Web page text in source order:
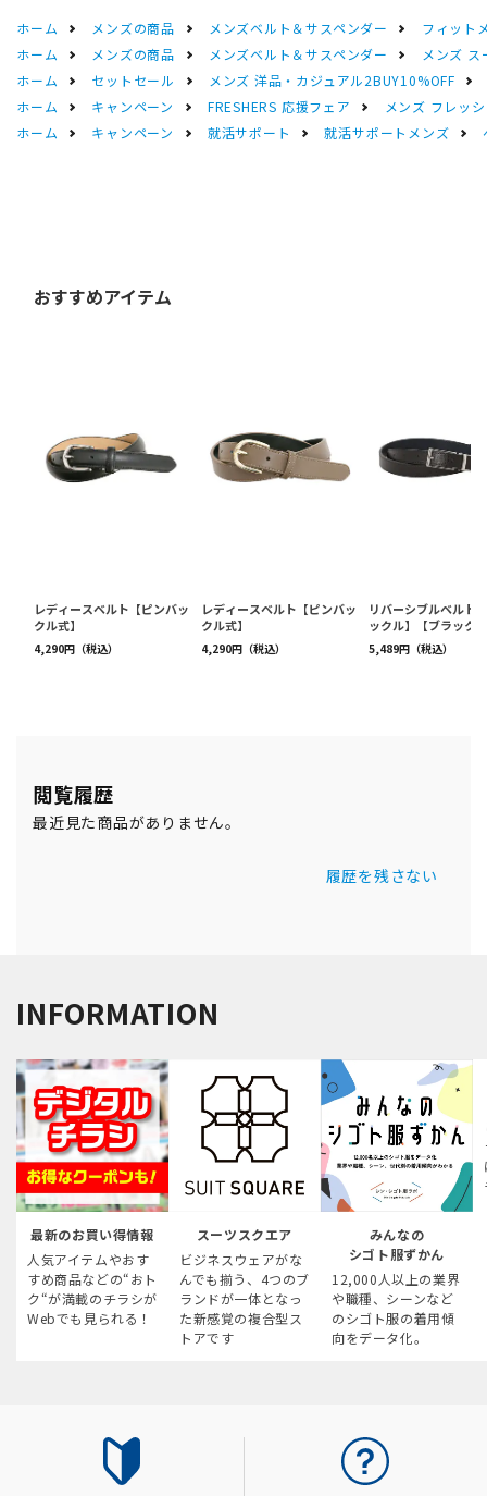
ホーム メンズの商品 メンズベルト＆サスペンダー
フィット
ホーム
メンズの商品 メンズベルト＆サスペンダー
メンズ
ホーム
セットセール
メンズ 洋品・カジュアル2BUY10%OFF
ホーム
キャンペーン FRESHERS 応援フェア
メンズ フレッ
ホーム
キャンペーン 就活サポート 就活サポートメンズ
閲覧履歴
最近見た商品がありません。
履歴を残さない
INFORMATION
最新のお買い得情報
人気アイテムやおす
すめ商品などの“おト
ク“が満載のチラシが
Webでも見られる！
スーツスクエア
ビジネスウェアがな
んでも揃う、4つのブ
ランドが一体となっ
た新感覚の複合型ス
トアです
みんなの
シゴト服ずかん
12,000人以上の業界
や職種、シーンなど
のシゴト服の着用傾
向をデータ化。